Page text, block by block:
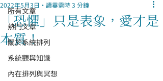
所有文章
熱門文章
關於系統排列
系統觀與知識
內在排列與冥想
「恐懼」只是表象，愛才是
本質！
2022年5月3日 讀畢需時 3 分鐘